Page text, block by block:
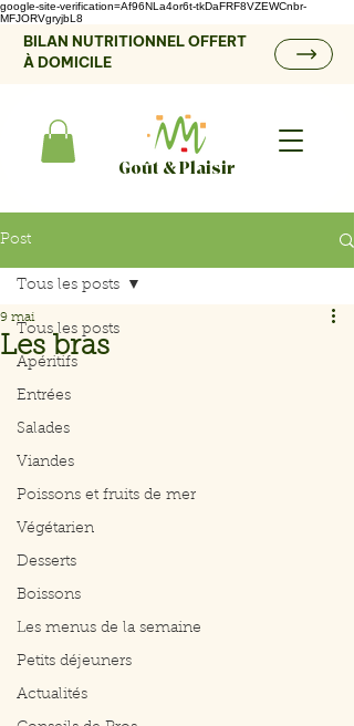
google-site-verification=Af96NLa4or6t-tkDaFRF8VZEWCnbr-
MFJORVgryjbL8
BILAN NUTRITIONNEL OFFERT
À DOMICILE
Goût & Plaisir
Post
Tous les posts
Apéritifs
Entrées
Salades
Viandes
Poissons et fruits de mer
Végétarien
Desserts
Boissons
Les menus de la semaine
Petits déjeuners
Actualités
Tous les posts
Les bras
9 mai